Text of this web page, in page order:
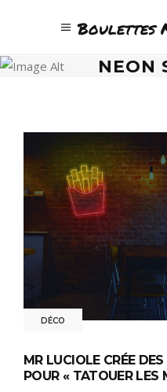
Boulettes
NEON
DÉCO
MR LUCIOLE CRÉE
POUR « TATOUER LES